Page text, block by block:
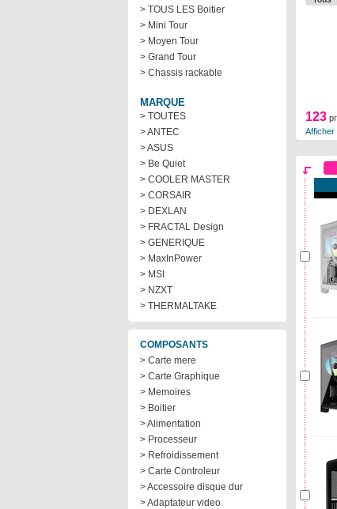
> TOUS LES Boitier
> Mini Tour
> Moyen Tour
> Grand Tour
> Chassis rackable
MARQUE
> TOUTES
> ANTEC
> ASUS
> Be Quiet
> COOLER MASTER
> CORSAIR
> DEXLAN
> FRACTAL Design
> GENERIQUE
> MaxInPower
> MSI
> NZXT
> THERMALTAKE
COMPOSANTS
> Carte mere
> Carte Graphique
> Memoires
> Boitier
> Alimentation
> Processeur
> Refroidissement
> Carte Controleur
> Accessoire disque dur
> Adaptateur video
123
Afficher